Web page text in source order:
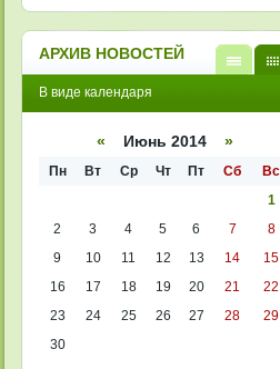
АРХИВ НОВОСТЕЙ
списк
В виде календаря
« Июнь 2014 »
Пн Вт Ср Чт Пт Сб
Вс
1
2
3 4 5 6 7
8
9
10 11 12 13 14
15
16
17 18 19 20 21
22
23
24 25 26 27 28
29
30